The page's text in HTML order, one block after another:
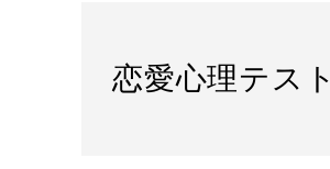
恋愛心理テスト